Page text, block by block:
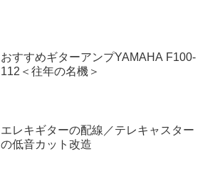
おすすめギターアンプYAMAHA F100-
112＜往年の名機＞
エレキギターの配線／テレキャスター
の低音カット改造